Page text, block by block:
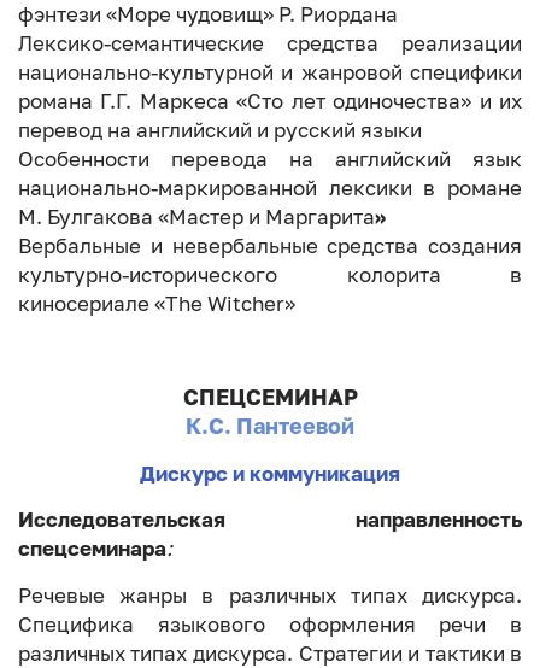
фэнтези «Море чудовищ» Р. Риордана
Лексико-семантические средства реализации
национально-культурной и жанровой специфики
романа Г.Г. Маркеса «Сто лет одиночества» и их
перевод на английский и русский языки
Особенности перевода на английский язык
национально-маркированной лексики в романе
М. Булгакова «Мастер и Маргарита»
Вербальные и невербальные средства создания
культурно-исторического колорита в
киносериале «The Witcher»
СПЕЦСЕМИНАР
К.С. Пантеевой
Дискурс и коммуникация
Исследовательская направленность
спецсеминара:
Речевые жанры в различных типах дискурса.
Специфика языкового оформления речи в
различных типах дискурса. Стратегии и тактики в